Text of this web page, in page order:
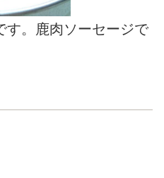
す。鹿肉ソーセージで